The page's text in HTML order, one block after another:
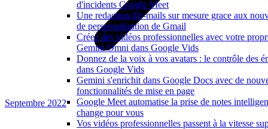
d'incidents Google Meet
Une redaction d'e-mails sur mesure grace aux
de personnalisation de Gmail
Créez des vidéos professionnelles avec votre
Gemini Omni dans Google Vids
Donnez de la voix à vos avatars : le contrôle des
dans Google Vids
Gemini s'enrichit dans Google Docs avec de
fonctionnalités de mise en page
Google Meet automatise la prise de notes
change pour vous
Vos vidéos professionnelles passent à la vitesse
Septembre 2022